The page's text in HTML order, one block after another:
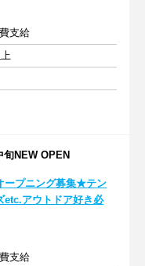
支給
NEW OPEN
ープニング募集★テン
etc.アウトドア好き必
支給